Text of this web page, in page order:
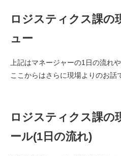
ロジスティクス課の
ュー
上記はマネージャーの1日の流れ
ここからはさらに現場よりのお話
ロジスティクス課の
ール(1日の流れ)